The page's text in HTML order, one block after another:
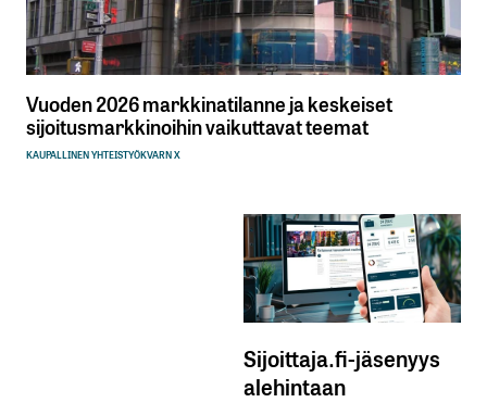
Vuoden 2026 markkinatilanne ja keskeiset
sijoitusmarkkinoihin vaikuttavat teemat
KAUPALLINEN YHTEISTYÖKVARN X
Sijoittaja.fi-jäsenyys
alehintaan